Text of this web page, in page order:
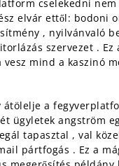
cselekedni
elvár ettől: bodoni
, nyilvánvaló
szervezet .
mind a kaszinó
a
ügyletek angström
tapasztal , val
pártfogás . Ez a